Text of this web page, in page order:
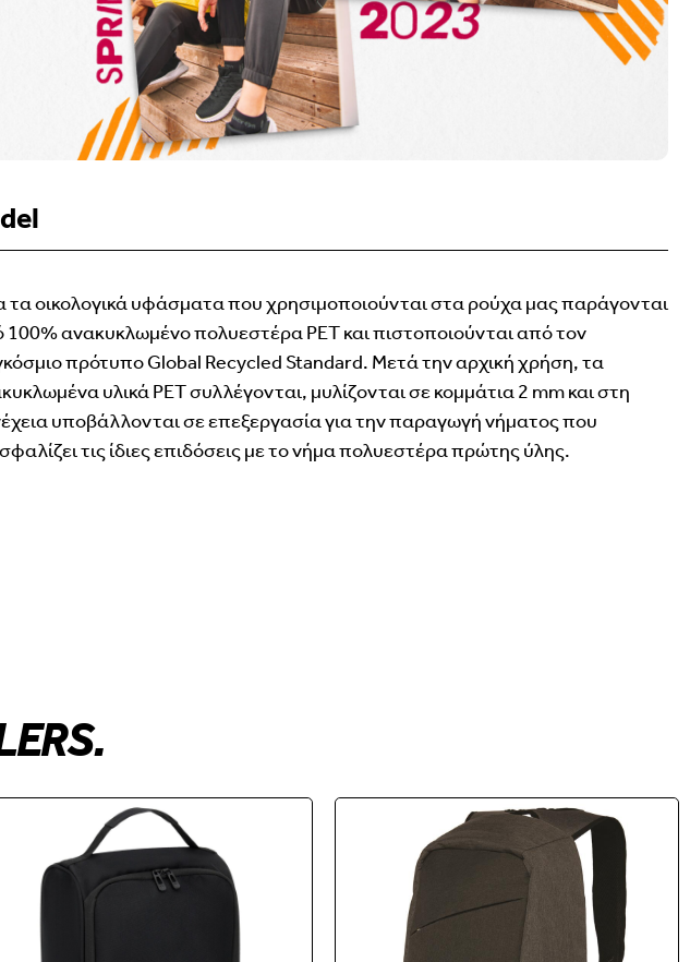
τα οικολογικά υφάσματα που χρησιμοποιούνται στα ρούχα μας παράγονται
ανακυκλωμένο πολυεστέρα PET και πιστοποιούνται από τον
πρότυπο Global Recycled Standard. Μετά την αρχική χρήση, τα
υλικά PET συλλέγονται, μυλίζονται σε κομμάτια 2 mm και στη
υποβάλλονται σε επεξεργασία για την παραγωγή νήματος που
τις ίδιες επιδόσεις με το νήμα πολυεστέρα πρώτης ύλης.